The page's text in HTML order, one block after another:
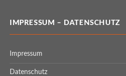
IMPRESSUM – DATENSCHUTZ
Impressum
Datenschutz